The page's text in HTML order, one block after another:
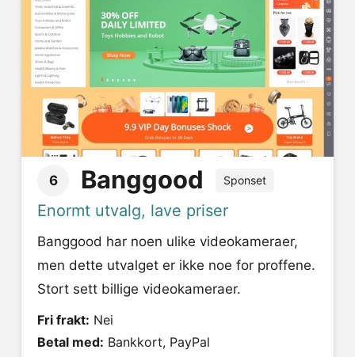
6 Banggood Sponset
Enormt utvalg, lave priser
Banggood har noen ulike videokameraer,
men dette utvalget er ikke noe for proffene.
Stort sett billige videokameraer.
Fri frakt: Nei
Betal med: Bankkort, PayPal